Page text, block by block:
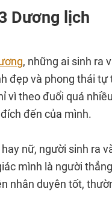
Dương lịch
, những ai sinh ra
đẹp và phong thái
vì theo đuổi quá
đến của mình.
nữ, người sinh ra
mình là người
nhân duyên tốt,